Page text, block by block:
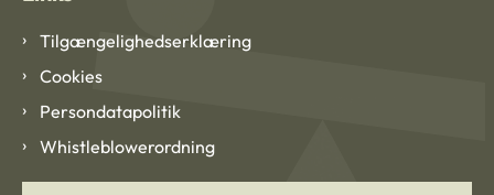
Tilgængelighedserklæring
Cookies
Persondatapolitik
Whistleblowerordning